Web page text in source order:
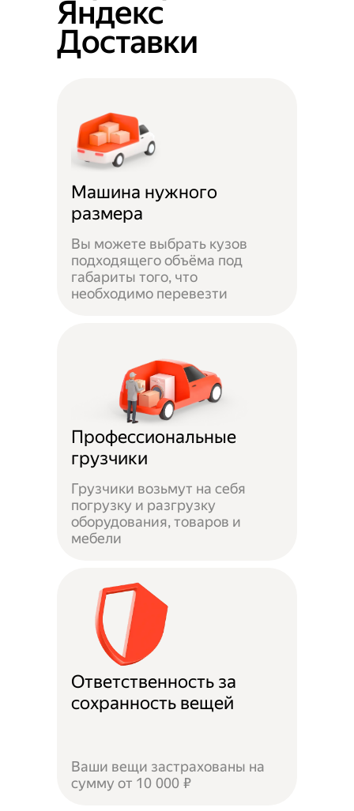
Яндекс
Доставки
Машина нужного
размера
Вы можете выбрать кузов
подходящего объёма под
габариты того, что
необходимо перевезти
Профессиональные
грузчики
Грузчики возьмут на себя
погрузку и разгрузку
оборудования, товаров и
мебели
Ответственность за
сохранность вещей
Ваши вещи застрахованы на
сумму от 10 000 ₽